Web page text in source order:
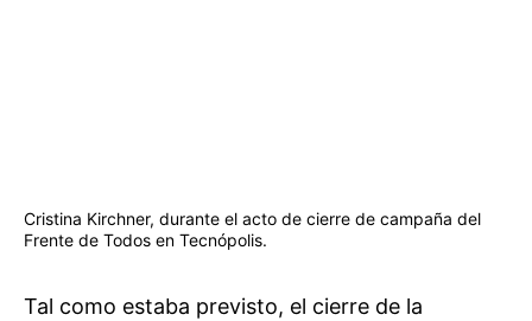
Cristina Kirchner, durante el acto de cierre de campaña del
Frente de Todos en Tecnópolis.
Tal como estaba previsto, el cierre de la